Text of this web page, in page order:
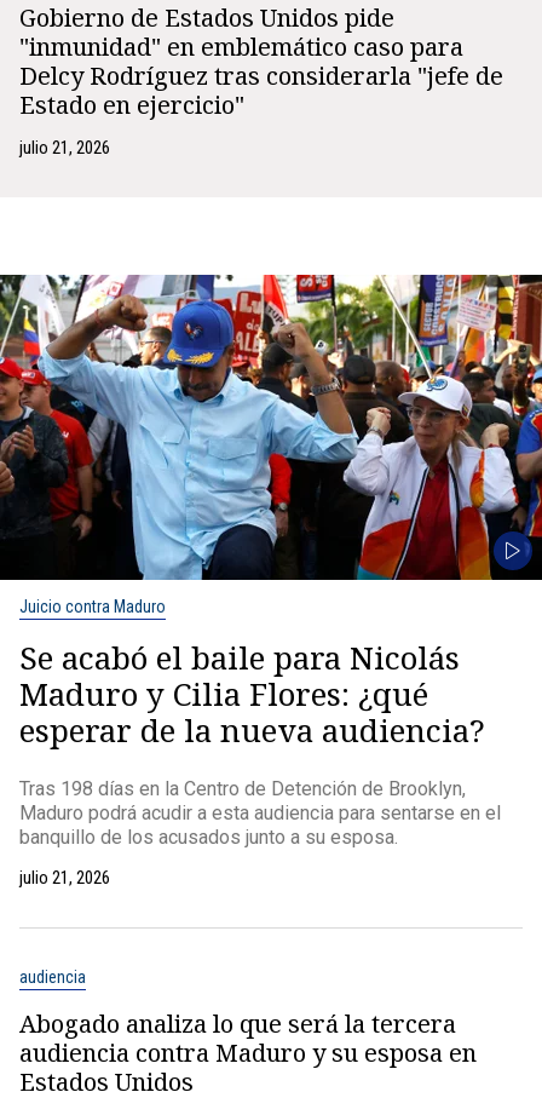
Gobierno de Estados Unidos pide
"inmunidad" en emblemático caso para
Delcy Rodríguez tras considerarla "jefe de
Estado en ejercicio"
julio 21, 2026
Juicio contra Maduro
Se acabó el baile para Nicolás
Maduro y Cilia Flores: ¿qué
esperar de la nueva audiencia?
Tras 198 días en la Centro de Detención de Brooklyn,
Maduro podrá acudir a esta audiencia para sentarse en el
banquillo de los acusados junto a su esposa.
julio 21, 2026
audiencia
Abogado analiza lo que será la tercera
audiencia contra Maduro y su esposa en
Estados Unidos